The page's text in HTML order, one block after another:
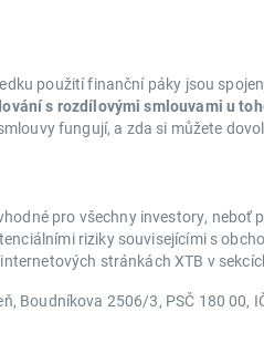
použití finanční páky jsou
s rozdílovými smlouvami u
fungují, a zda si můžete
pro všechny investory,
riziky souvisejícími s
stránkách XTB v
Boudníkova 2506/3, PSČ 180